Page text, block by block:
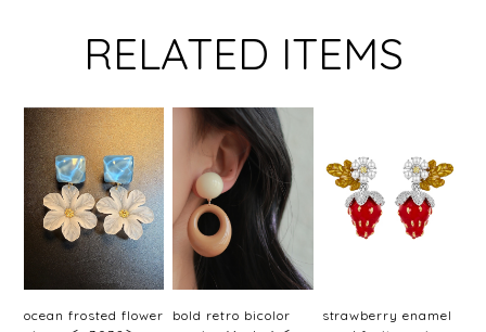
RELATED ITEMS
ocean frosted flower
bold retro bicolor
strawberry enamel